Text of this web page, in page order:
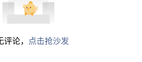
星座提供配套的卫星/火箭制
元器件供应商有望最先兑现业
论， 点击抢沙发